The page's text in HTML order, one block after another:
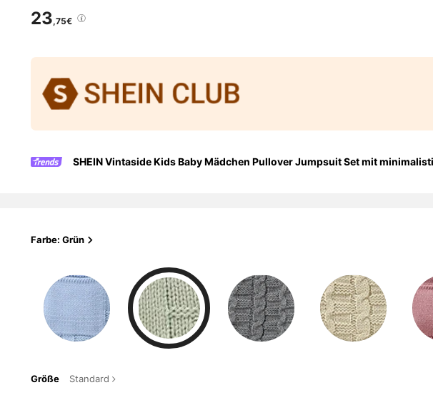
23,75€
SHEIN Vintaside Kids Baby Mädchen Pullover Jumpsuit Set mit
Farbe: Grün
Größe Standard